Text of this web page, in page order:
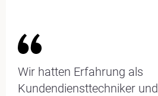
Wir hatten Erfahrung als
Kundendiensttechniker und